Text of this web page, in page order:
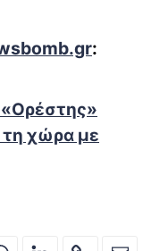
:
τη χώρα με